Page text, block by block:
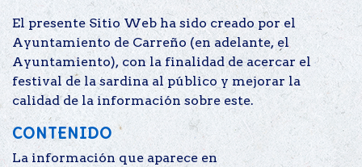
El presente Sitio Web ha sido creado por el
Ayuntamiento de Carreño (en adelante, el
Ayuntamiento), con la finalidad de acercar el
festival de la sardina al público y mejorar la
calidad de la información sobre este.
CONTENIDO
La información que aparece en